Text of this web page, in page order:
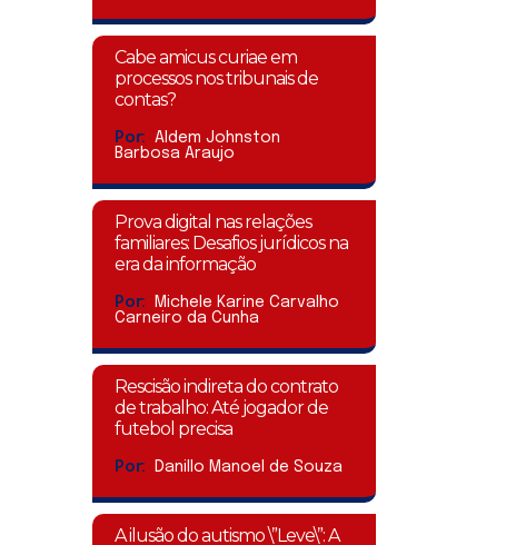
Cabe amicus curiae em
processos nos tribunais de
contas?
Por:
Aldem Johnston
Barbosa Araujo
Prova digital nas relações
familiares: Desafios jurídicos na
era da informação
Por:
Michele Karine Carvalho
Carneiro da Cunha
Rescisão indireta do contrato
de trabalho: Até jogador de
futebol precisa
Por: Danillo Manoel de Souza
A ilusão do autismo \”Leve\”: A